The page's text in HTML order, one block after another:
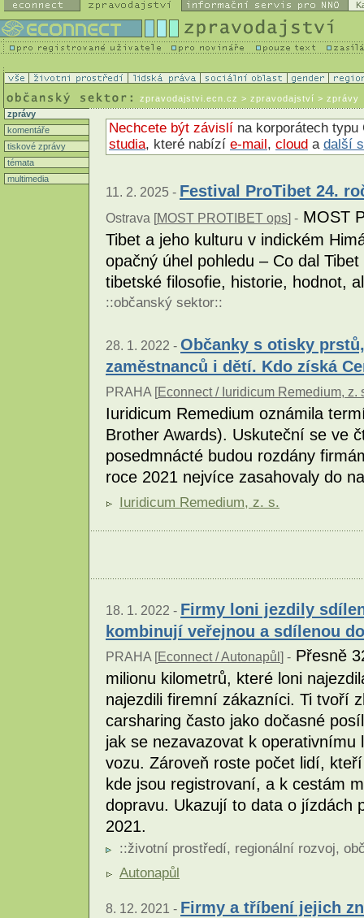
zpravodajstvi.ecn.cz > zpravodajství > zprávy
zprávy
komentáře
tiskové zprávy
témata
multimedia
Nechcete být závislí na korporátech
studia, které nabízí e-mail, cloud a další
11. 2. 2025 - Festival ProTibet 24.
Ostrava [MOST PROTIBET ops] - MOST
Tibet a jeho kulturu v indickém
opačný úhel pohledu – Co dal
tibetské filosofie, historie, hodnot,
::občanský sektor::
28. 1. 2022 - Občanky s otisky
zaměstnanců i dětí. Kdo získá
PRAHA [Econnect / Iuridicum Remedium, z.
Iuridicum Remedium oznámila
Brother Awards). Uskuteční se ve
posedmnácté budou rozdány
roce 2021 nejvíce zasahovaly do
Iuridicum Remedium, z. s.
18. 1. 2022 - Firmy loni jezdily
kombinují veřejnou a sdílenou
PRAHA [Econnect / Autonapůl ] - Přesně
milionu kilometrů, které loni
najezdili firemní zákazníci. Ti tvoří
carsharing často jako dočasné
jak se nezavazovat k operativnímu
vozu. Zároveň roste počet lidí,
kde jsou registrovaní, a k cestám
dopravu. Ukazují to data o jízdách
2021.
::životní prostředí, regionální rozvoj,
Autonapůl
8. 12. 2021 - Firmy a tříbení jejich